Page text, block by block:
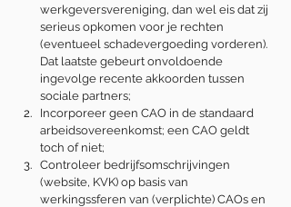
werkgeversvereniging, dan wel eis dat zij
serieus opkomen voor je rechten
(eventueel schadevergoeding vorderen).
Dat laatste gebeurt onvoldoende
ingevolge recente akkoorden tussen
sociale partners;
Incorporeer geen CAO in de standaard
arbeidsovereenkomst; een CAO geldt
toch of niet;
Controleer bedrijfsomschrijvingen
(website, KVK) op basis van
werkingssferen van (verplichte) CAOs en